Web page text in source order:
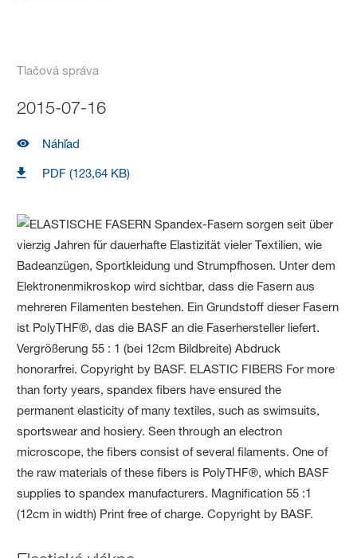
Tlačová správa
2015-07-16
Náhľad
PDF (123,64 KB)